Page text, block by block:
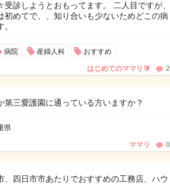
診しようとおもってます。 二人目ですが、
初めてで、、知り合いも少ないためどこの病
病院 産婦人科 おすすめ
はじめてのママリ🔰 2
第三愛護園に通っている方いますか？
県
ママリ 0
、四日市市あたりでおすすめの工務店、ハウ